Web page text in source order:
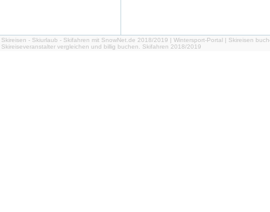
Skireisen - Skiurlaub - Skifahren mit SnowNet.de 2018/2019 | Wintersport-Portal | Skireisen
Skireiseveranstalter vergleichen und billig buchen. Skifahren 2018/2019